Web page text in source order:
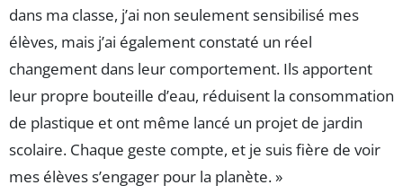
dans ma classe, j’ai non seulement sensibilisé mes
élèves, mais j’ai également constaté un réel
changement dans leur comportement. Ils apportent
leur propre bouteille d’eau, réduisent la consommation
de plastique et ont même lancé un projet de jardin
scolaire. Chaque geste compte, et je suis fière de voir
mes élèves s’engager pour la planète. »